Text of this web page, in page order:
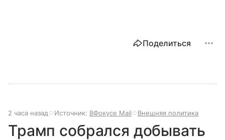
Поделиться
2 часа назад Источник: ВФокусе Mail Внешняя политика
Трамп собрался добывать